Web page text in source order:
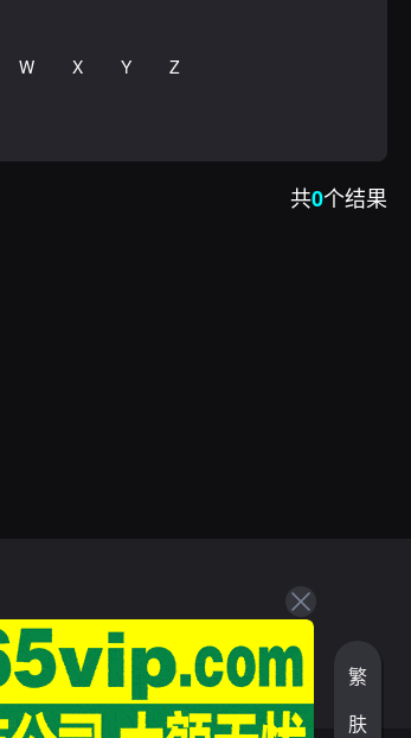
W X Y
Z
共0个结果
繁
肤